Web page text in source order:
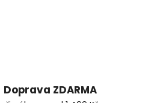
Doprava ZDARMA